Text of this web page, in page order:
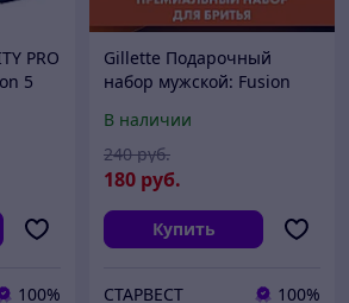
PRO
5
100%
Gillette Подарочный
набор мужской: Fusion
кассетами + Подставка /
станция
В наличии
180 руб.
240 руб.
Купить
СТАРВЕСТ
100%